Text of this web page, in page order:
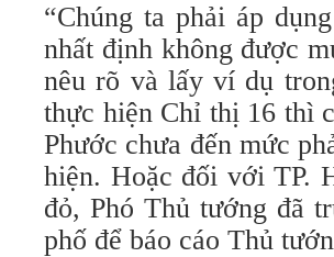
“Chúng ta phải áp
nhất định không được
nêu rõ và lấy ví dụ
thực hiện Chỉ thị 16 thì
Phước chưa đến mức
hiện. Hoặc đối với TP.
đỏ, Phó Thủ tướng đã
phố để báo cáo Thủ